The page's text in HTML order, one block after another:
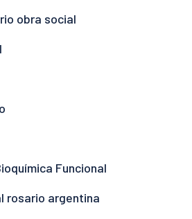
obra social
Funcional
rosario argentina